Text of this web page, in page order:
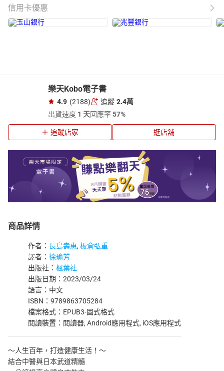
信用卡優惠
樂天Kobo電子書
4.9 (2188) 追蹤 2.4萬
出貨速度 1 天回應率57%
追蹤店家 逛店舖
商品詳情
作者： 長島壽惠, 板倉弘重
譯者： 徐瑜芳
出版社： 楓葉社
出版日期：2023/03/24
語言：中文
ISBN：9789863705284
檔案格式：EPUB3-固式格式
閱讀裝置：閱讀器, Android應用程式, iOS應用程式
～人生百年，打造健康生活！～
結合中醫與日本武道精髓